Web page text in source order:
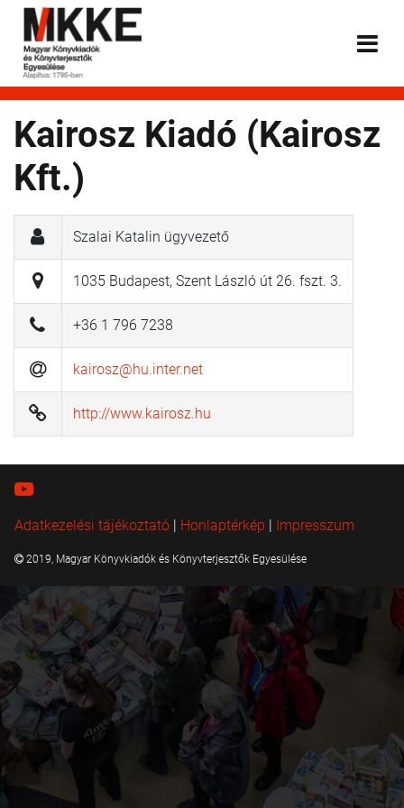
Kairosz Kiadó (Kairosz
Kft.)
Szalai Katalin ügyvezető
1035 Budapest, Szent László út 26. fszt. 3.
+36 1 796 7238
kairosz@hu.inter.net
http://www.kairosz.hu
Adatkezelési tájékoztató | Honlaptérkép | Impresszum
2019, Magyar Könyvkiadók és Könyvterjesztők Egyesülése